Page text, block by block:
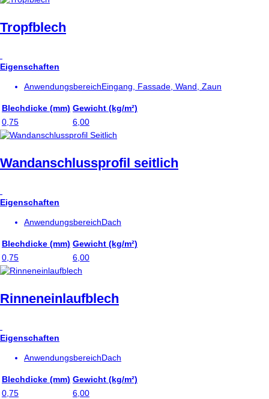
Tropfblech
Eigenschaften
AnwendungsbereichEingang, Fassade, Wand, Zaun
Blechdicke (mm) Gewicht (kg/m²)
0,75
6,00
Wandanschlussprofil seitlich
Eigenschaften
AnwendungsbereichDach
Blechdicke (mm) Gewicht (kg/m²)
0,75
6,00
Rinneneinlaufblech
Eigenschaften
AnwendungsbereichDach
Blechdicke (mm) Gewicht (kg/m²)
0,75
6,00